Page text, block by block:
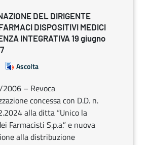
DEL DIRIGENTE
DISPOSITIVI MEDICI
INTEGRATIVA 19 giugno
Ascolta
2006 – Revoca
concessa con D.D. n.
alla ditta “Unico la
Farmacisti S.p.a.” e nuova
alla distribuzione